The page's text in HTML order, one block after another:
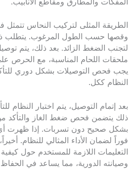
المفكات والمطارق ومقاطع الأنابيب.
الطريقة المثلى لتركيب النحاس تتمثل
وقصها حسب الطول المرغوب. يتطلب
لتجنب الضغط الزائد. بعد ذلك، يتم
ملحقات اللحام المناسبة، مع الحرص
يجب فحص التوصيلات بشكل دوري
النظام ككل.
بعد إتمام التوصيل، يتم اختبار النظام
ذلك يتضمن فحص ضغط الغاز والتأكد
بشكل صحيح دون تسربات. إذا ظهرت
فوراً لضمان الأداء المثالي للنظام.
التعليمات اللازمة للمستخدم حول
وصيانته الدورية، مما يساعد في الحفاظ